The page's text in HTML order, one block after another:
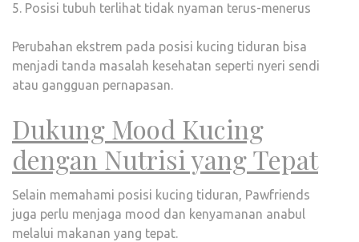
5. Posisi tubuh terlihat tidak nyaman terus-menerus
Perubahan ekstrem pada posisi kucing tiduran bisa
menjadi tanda masalah kesehatan seperti nyeri sendi
atau gangguan pernapasan.
Dukung Mood Kucing
dengan Nutrisi yang Tepat
Selain memahami posisi kucing tiduran, Pawfriends
juga perlu menjaga mood dan kenyamanan anabul
melalui makanan yang tepat.